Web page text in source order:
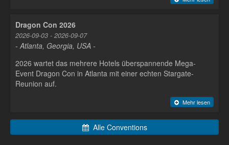
Dragon Con 2026
2026-09-03 - 2026-09-07
- Atlanta, Georgia, USA -
2026 wartet das mehrere Hotels überspannende Mega-
Event Dragon Con in Atlanta mit einer echten Stargate-
Reunion auf.
Mehr lesen
Alle Conventions